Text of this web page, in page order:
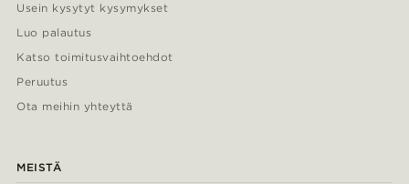
Usein kysytyt kysymykset
Luo palautus
Katso toimitusvaihtoehdot
Peruutus
Ota meihin yhteyttä
MEISTÄ